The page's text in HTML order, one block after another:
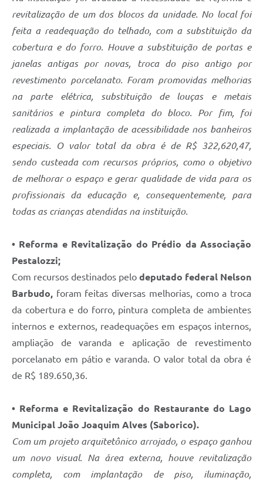
revitalização de um dos blocos da unidade. No local foi
feita a readequação do telhado, com a substituição da
cobertura e do forro. Houve a substituição de portas e
janelas antigas por novas, troca do piso antigo por
revestimento porcelanato. Foram promovidas melhorias
na parte elétrica, substituição de louças e metais
sanitários e pintura completa do bloco. Por fim, foi
realizada a implantação de acessibilidade nos banheiros
especiais. O valor total da obra é de R$ 322,620,47,
sendo custeada com recursos próprios, como o objetivo
de melhorar o espaço e gerar qualidade de vida para os
profissionais da educação e, consequentemente, para
todas as crianças atendidas na instituição.
• Reforma e Revitalização do Prédio da Associação
Pestalozzi;
Com recursos destinados pelo deputado federal Nelson
Barbudo,
foram feitas diversas melhorias, como a troca
da cobertura e do forro, pintura completa de ambientes
internos e externos, readequações em espaços internos,
ampliação de varanda e aplicação de revestimento
porcelanato em pátio e varanda. O valor total da obra é
de R$ 189.650,36.
• Reforma e Revitalização do Restaurante do Lago
Municipal João Joaquim Alves (Saborico).
Com um projeto arquitetônico arrojado, o espaço ganhou
um novo visual. Na área externa, houve revitalização
completa, com implantação de piso, iluminação,